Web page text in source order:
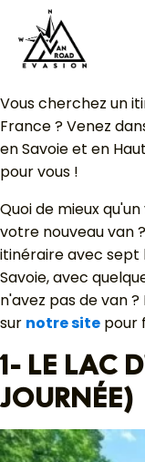
Vous cherchez un
France ? Venez
en Savoie et en
pour vous !
Quoi de mieux
votre nouveau van
itinéraire avec sept
Savoie, avec
n'avez pas de van
sur notre site pour
1- LE LAC
JOURNÉE)